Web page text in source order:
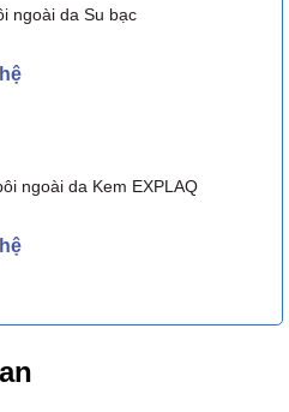
ngoài da Su bạc
ngoài da Kem EXPLAQ